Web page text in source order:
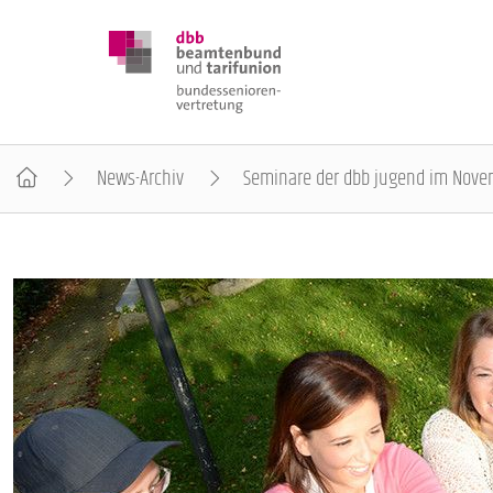
POSITIONEN
VERANSTALTUNGEN
PUBLIKATIONEN
News-Archiv Seminare der dbb jugend im